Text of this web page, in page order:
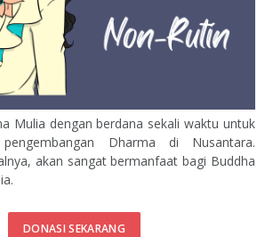
Mulia dengan berdana sekali waktu untuk
Dharma di Nusantara.
akan sangat bermanfaat bagi Buddha
DONASI SEKARANG